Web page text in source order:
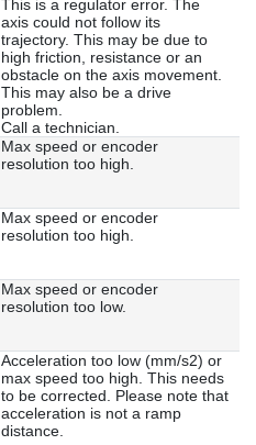
This is a regulator error. The
axis could not follow its
trajectory. This may be due to
high friction, resistance or an
obstacle on the axis movement.
This may also be a drive
problem.
Call a technician.
Max speed or encoder
resolution too high.
Max speed or encoder
resolution too high.
Max speed or encoder
resolution too low.
Acceleration too low (mm/s2) or
max speed too high. This needs
to be corrected. Please note that
acceleration is not a ramp
distance.